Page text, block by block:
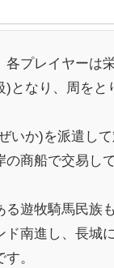
各プレイヤーは
)となり、周をと
いか)を派遣し
の商船で交易し
る遊牧騎馬民族
ド南進し、長城
。